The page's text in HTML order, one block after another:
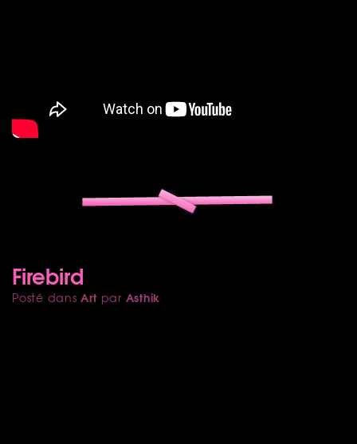
Firebird
Posté dansArt par Asthik